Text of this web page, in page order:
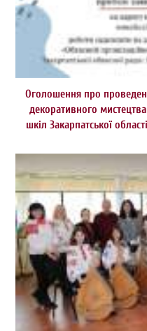
Оголошення про
декоративного
шкіл Закарпатської